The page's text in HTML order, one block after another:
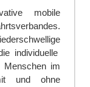
mobile
.
individuelle
Menschen im
und ohne